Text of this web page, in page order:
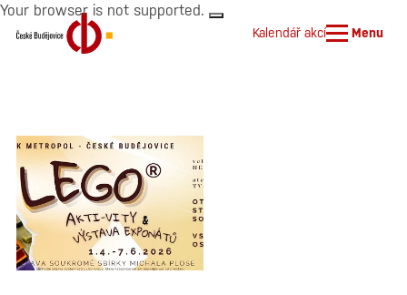
Your browser is not supported.
Kalendář akcí Menu